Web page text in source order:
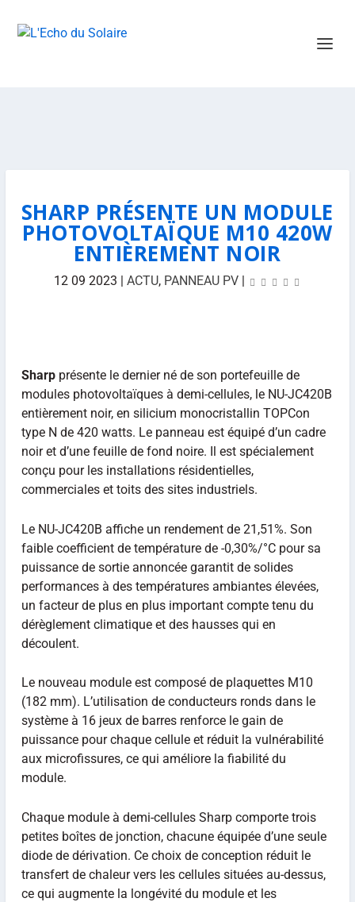
SHARP PRÉSENTE UN MODULE
PHOTOVOLTAÏQUE M10 420W
ENTIÈREMENT NOIR
12 09 2023 |ACTU, PANNEAU PV |
Sharpprésente le dernier né de son portefeuille de
modules photovoltaïques à demi-cellules, le NU-JC420B
entièrement noir, en silicium monocristallin TOPCon
type N de 420 watts. Le panneau est équipé d’un cadre
noir et d’une feuille de fond noire. Il est spécialement
conçu pour les installations résidentielles,
commerciales et toits des sites industriels.
Le NU-JC420B affiche un rendement de 21,51%. Son
faible coefficient de température de -0,30%/°C pour sa
puissance de sortie annoncée garantit de solides
performances à des températures ambiantes élevées,
un facteur de plus en plus important compte tenu du
dérèglement climatique et des hausses qui en
découlent.
Le nouveau module est composé de plaquettes M10
(182 mm). L’utilisation de conducteurs ronds dans le
système à 16 jeux de barres renforce le gain de
puissance pour chaque cellule et réduit la vulnérabilité
aux microfissures, ce qui améliore la fiabilité du
module.
Chaque module à demi-cellules Sharp comporte trois
petites boîtes de jonction, chacune équipée d’une seule
diode de dérivation. Ce choix de conception réduit le
transfert de chaleur vers les cellules situées au-dessus,
ce qui augmente la longévité du module et les